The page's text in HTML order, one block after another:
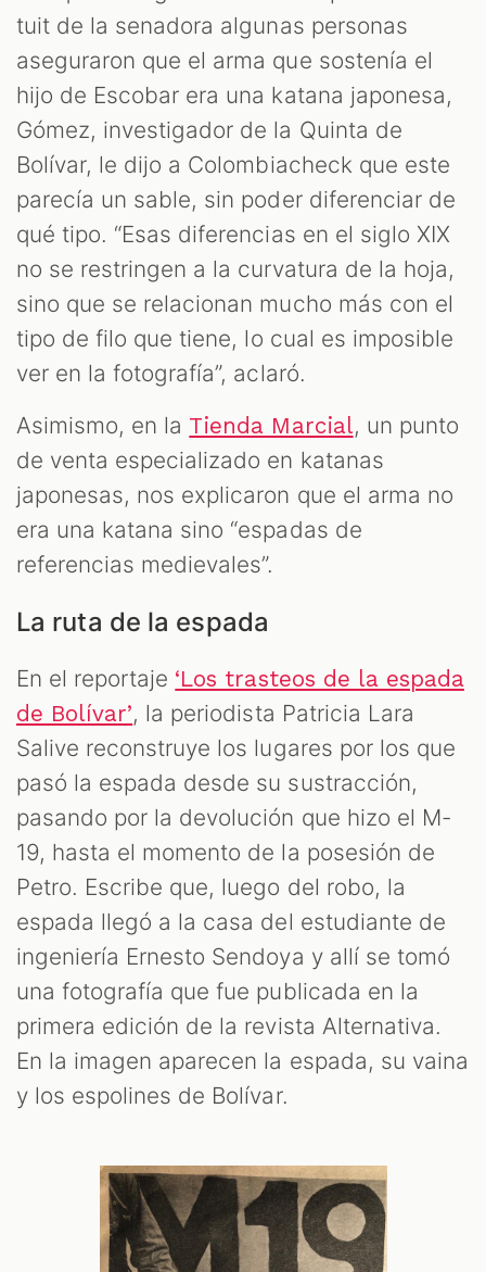
tuit de la senadora algunas personas
aseguraron que el arma que sostenía el
hijo de Escobar era una katana japonesa,
Gómez, investigador de la Quinta de
Bolívar, le dijo a Colombiacheck que este
parecía un sable, sin poder diferenciar de
qué tipo. “Esas diferencias en el siglo XIX
no se restringen a la curvatura de la hoja,
sino que se relacionan mucho más con el
tipo de filo que tiene, lo cual es imposible
ver en la fotografía”, aclaró.
Asimismo, en la Tienda Marcial, un punto
de venta especializado en katanas
japonesas, nos explicaron que el arma no
era una katana sino “espadas de
referencias medievales”.
La ruta de la espada
En el reportaje ‘Los trasteos de la espada
de Bolívar’, la periodista Patricia Lara
Salive reconstruye los lugares por los que
pasó la espada desde su sustracción,
pasando por la devolución que hizo el M-
19, hasta el momento de la posesión de
Petro. Escribe que, luego del robo, la
espada llegó a la casa del estudiante de
ingeniería Ernesto Sendoya y allí se tomó
una fotografía que fue publicada en la
primera edición de la revista Alternativa.
En la imagen aparecen la espada, su vaina
y los espolines de Bolívar.